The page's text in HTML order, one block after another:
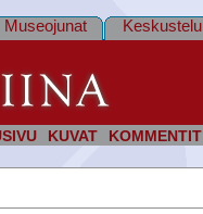
KUVAT KOMMENTIT
Museojunat Keskustelu